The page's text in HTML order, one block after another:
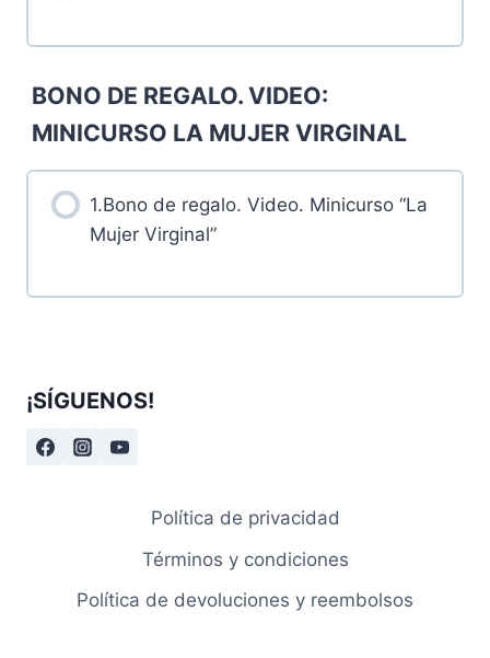
BONO DE REGALO. VIDEO:
MINICURSO LA MUJER VIRGINAL
1.Bono de regalo. Video. Minicurso “La
Mujer Virginal”
¡SÍGUENOS!
Política de privacidad
Términos y condiciones
Política de devoluciones y reembolsos